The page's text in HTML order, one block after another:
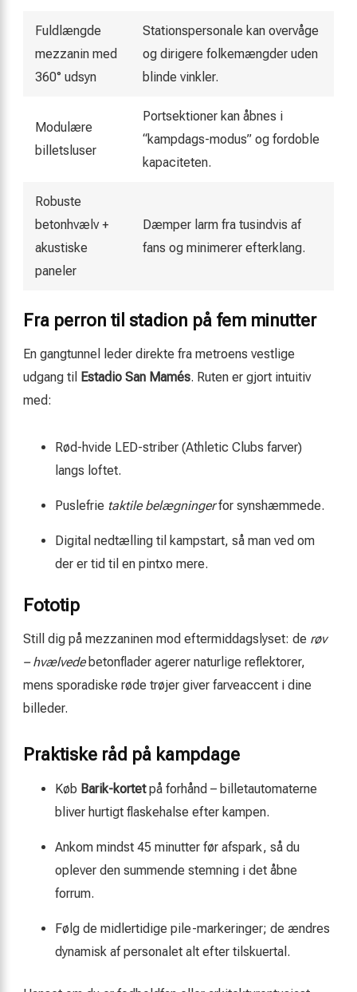
Fuldlængde
mezzanin med
360° udsyn
Stationspersonale kan overvåge
og dirigere folkemængder uden
blinde vinkler.
Modulære
billetsluser
Portsektioner kan åbnes i
“kampdags-modus” og fordoble
kapaciteten.
Robuste
betonhvælv +
akustiske
paneler
Dæmper larm fra tusindvis af
fans og minimerer efterklang.
Fra perron til stadion på fem minutter
En gangtunnel leder direkte fra metroens vestlige
udgang til Estadio San Mamés. Ruten er gjort intuitiv
med:
Rød-hvide LED-striber (Athletic Clubs farver)
langs loftet.
Puslefrie taktile belægningerfor synshæmmede.
Digital nedtælling til kampstart, så man ved om
der er tid til en pintxo mere.
Fototip
Still dig på mezzaninen mod eftermiddagslyset: de røv
– hvælvedebetonflader agerer naturlige reflektorer,
mens sporadiske røde trøjer giver farveaccent i dine
billeder.
Praktiske råd på kampdage
Køb Barik-kortetpå forhånd – billetautomaterne
bliver hurtigt flaskehalse efter kampen.
Ankom mindst 45 minutter før afspark, så du
oplever den summende stemning i det åbne
forrum.
Følg de midlertidige pile-markeringer; de ændres
dynamisk af personalet alt efter tilskuertal.